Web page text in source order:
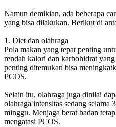
Namun demikian, ada beberapa
yang bisa dilakukan. Berikut di
1. Diet dan olahraga
Pola makan yang tepat penting
rendah kalori dan karbohidrat
penting ditemukan bisa
PCOS.
Selain itu, olahraga juga dinilai
olahraga intensitas sedang selama
minggu. Menjaga berat badan
mengatasi PCOS.